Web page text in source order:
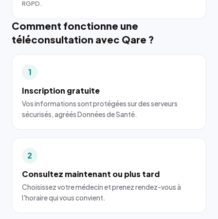
RGPD.
Comment fonctionne une
téléconsultation avec Qare ?
1
Inscription gratuite
Vos informations sont protégées sur des serveurs
sécurisés, agréés Données de Santé.
2
Consultez maintenant ou plus tard
Choisissez votre médecin et prenez rendez-vous à
l'horaire qui vous convient.